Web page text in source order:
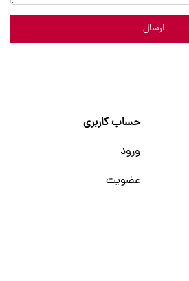
ارسال
حساب کاربری
ورود
عضویت